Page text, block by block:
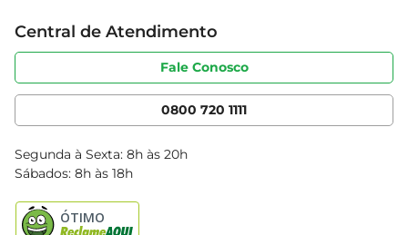
Sobre privacidade
Portal do fornecedor
Cencosud Media
Produtos Bretas
Código de ética
Serviços
Clube Bretas
Blog Bretas
Black Friday
Central de Atendimento
Fale Conosco
0800 720 1111
Segunda à Sexta: 8h às 20h
Sábados: 8h às 18h